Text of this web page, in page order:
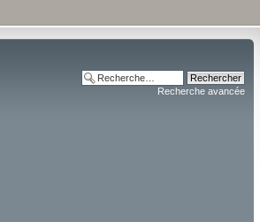
Recherche avancée